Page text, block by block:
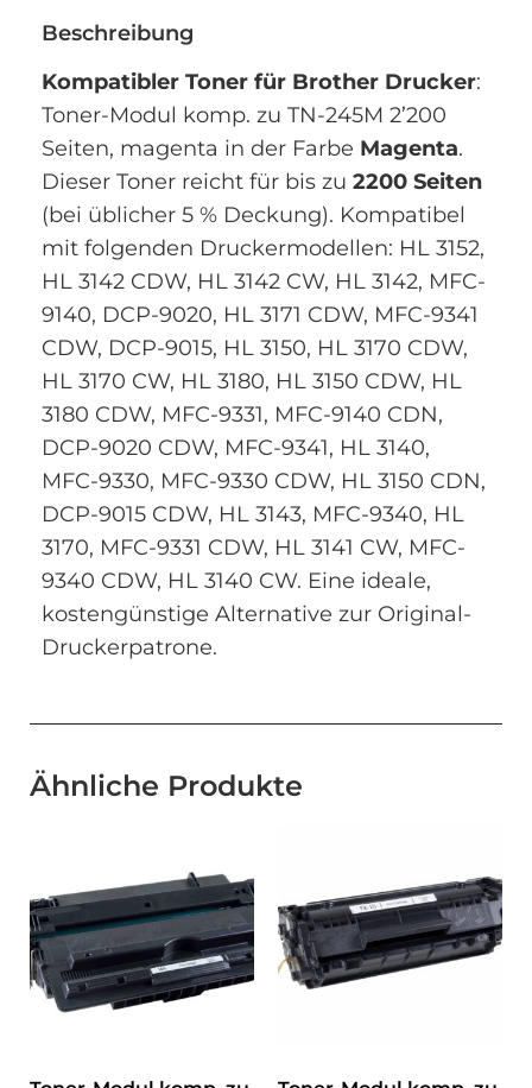
Beschreibung
Kompatibler Toner für Brother Drucker:
Toner-Modul komp. zu TN-245M 2’200
Seiten, magenta in der Farbe Magenta.
Dieser Toner reicht für bis zu 2200 Seiten
(bei üblicher 5 % Deckung). Kompatibel
mit folgenden Druckermodellen: HL 3152,
HL 3142 CDW, HL 3142 CW, HL 3142, MFC-
9140, DCP-9020, HL 3171 CDW, MFC-9341
CDW, DCP-9015, HL 3150, HL 3170 CDW,
HL 3170 CW, HL 3180, HL 3150 CDW, HL
3180 CDW, MFC-9331, MFC-9140 CDN,
DCP-9020 CDW, MFC-9341, HL 3140,
MFC-9330, MFC-9330 CDW, HL 3150 CDN,
DCP-9015 CDW, HL 3143, MFC-9340, HL
3170, MFC-9331 CDW, HL 3141 CW, MFC-
9340 CDW, HL 3140 CW. Eine ideale,
kostengünstige Alternative zur Original-
Druckerpatrone.
Ähnliche Produkte